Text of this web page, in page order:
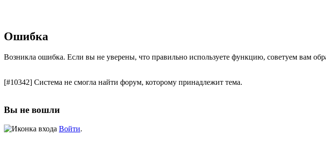
Ошибка
Возникла ошибка. Если вы не уверены, что правильно используете функцию, советуем вам
[#10342] Система не смогла найти форум, которому принадлежит тема.
Вы не вошли
Войти.